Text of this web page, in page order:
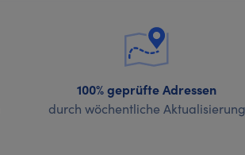
100% geprüfte Adressen
durch wöchentliche Aktualisierung